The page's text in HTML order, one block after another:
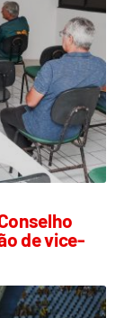
de vice-